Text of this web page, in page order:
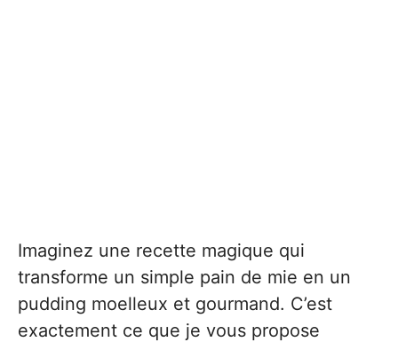
Imaginez une recette magique qui
transforme un simple pain de mie en un
pudding moelleux et gourmand. C’est
exactement ce que je vous propose